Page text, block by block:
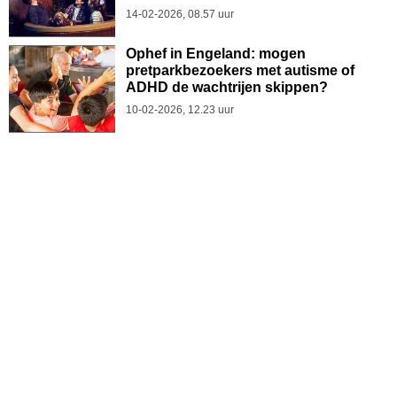
14-02-2026, 08.57 uur
Ophef in Engeland: mogen
pretparkbezoekers met autisme of
ADHD de wachtrijen skippen?
10-02-2026, 12.23 uur